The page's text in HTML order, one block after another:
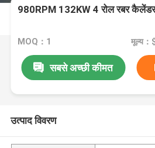
980RPM 132KW 4 रोल रबर कैलेंडर
MOQ：1 मूल्य
सबसे अच्छी कीमत
उत्पाद विवरण